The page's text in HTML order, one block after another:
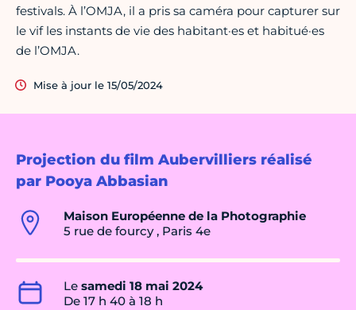
Projection du film Aubervilliers réalisé
par Pooya Abbasian
Maison Européenne de la Photographie
5 rue de fourcy , Paris 4e
Le samedi 18 mai 2024
De 17 h 40 à 18 h
festivals. À l’OMJA, il a pris sa caméra pour capturer sur
le vif les instants de vie des habitant·es et habitué·es
de l’OMJA.
Mise à jour le 15/05/2024